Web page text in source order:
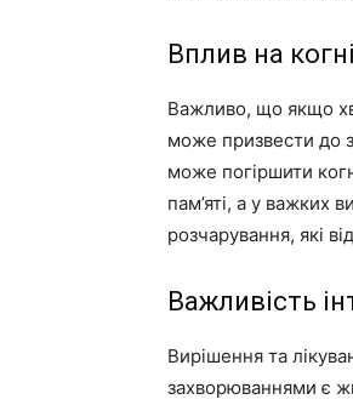
Вплив на
Важливо, що якщо
може призвести до
може погіршити
пам’яті, а у важких
розчарування, які
Важливість
Вирішення та
захворюваннями є